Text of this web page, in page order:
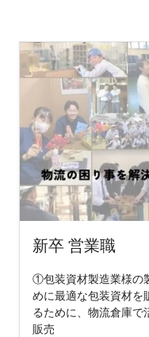
新卒 営業職
①包装資材製造業様の
めに最適な包装資材
るために、物流倉庫で
販売